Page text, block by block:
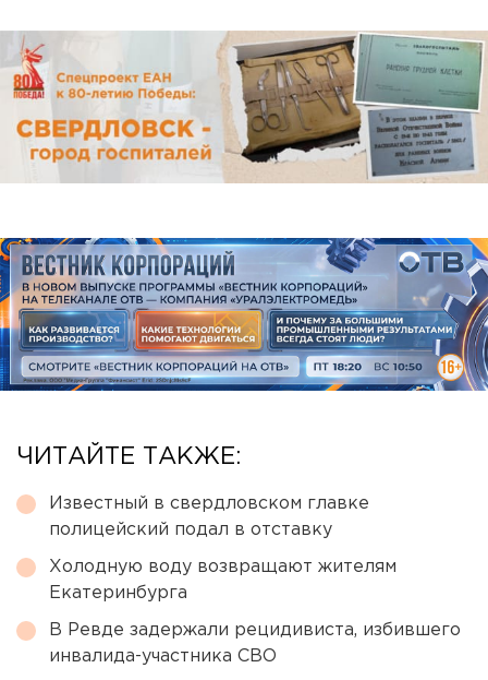
ЧИТАЙТЕ ТАКЖЕ:
Известный в свердловском главке
полицейский подал в отставку
Холодную воду возвращают жителям
Екатеринбурга
В Ревде задержали рецидивиста, избившего
инвалида-участника СВО